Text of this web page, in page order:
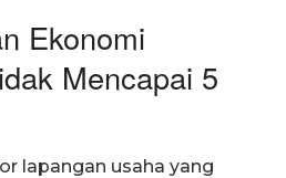
Ekonomi
Mencapai 5
lapangan usaha yang